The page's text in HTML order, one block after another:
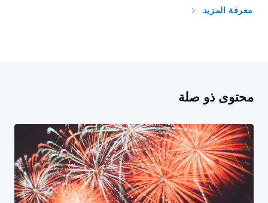
معرفة المزيد
محتوى ذو صلة